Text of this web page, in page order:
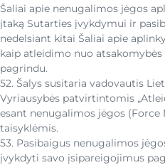
Šaliai apie nenugalimos jėgos
įtaką Sutarties įvykdymui ir
nedelsiant kitai Šaliai apie
kaip atleidimo nuo
pagrindu.
52. Šalys susitaria vadovautis
Vyriausybės patvirtintomis
esant nenugalimos jėgos (Force
taisyklėmis.
53. Pasibaigus nenugalimos
įvykdyti savo įsipareigojimus